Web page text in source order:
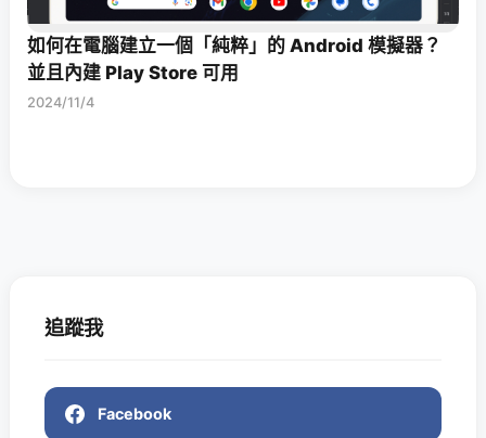
如何在電腦建立一個「純粹」的 Android 模擬器？
並且內建 Play Store 可用
2024/11/4
追蹤我
Facebook